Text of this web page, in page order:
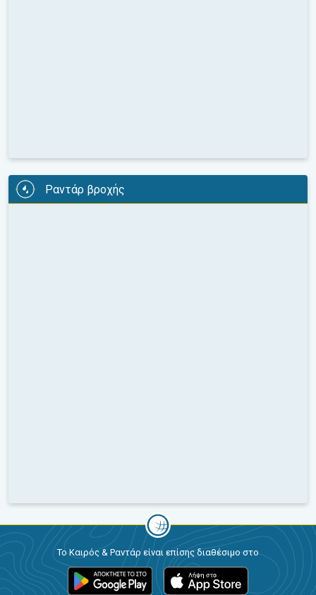
Ραντάρ βροχής
Το Καιρός & Ραντάρ είναι επίσης διαθέσιμο στο